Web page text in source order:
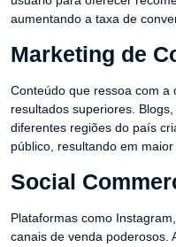
aumentando a taxa de
Marketing de
Conteúdo que ressoa com a
resultados superiores.
diferentes regiões do país
público, resultando em
Social
Plataformas como
canais de venda poderosos.